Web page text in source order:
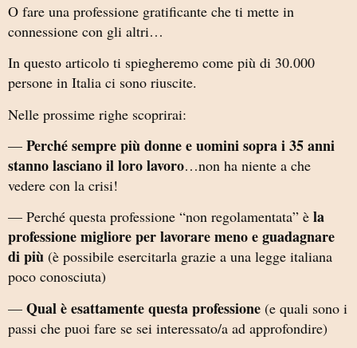
O fare una professione gratificante che ti mette in
connessione con gli altri…
In questo articolo ti spiegheremo come più di 30.000
persone in Italia ci sono riuscite.
Nelle prossime righe scoprirai:
— Perché sempre più donne e uomini sopra i 35 anni
stanno lasciano il loro lavoro…non ha niente a che
vedere con la crisi!
— Perché questa professione “non regolamentata” è la
professione migliore per lavorare meno e guadagnare
di più (è possibile esercitarla grazie a una legge italiana
poco conosciuta)
— Qual è esattamente questa professione (e quali sono i
passi che puoi fare se sei interessato/a ad approfondire)